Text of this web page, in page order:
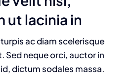
ut lacinia in
ac diam scelerisque
Sed neque orci, auctor in
dictum sodales massa.